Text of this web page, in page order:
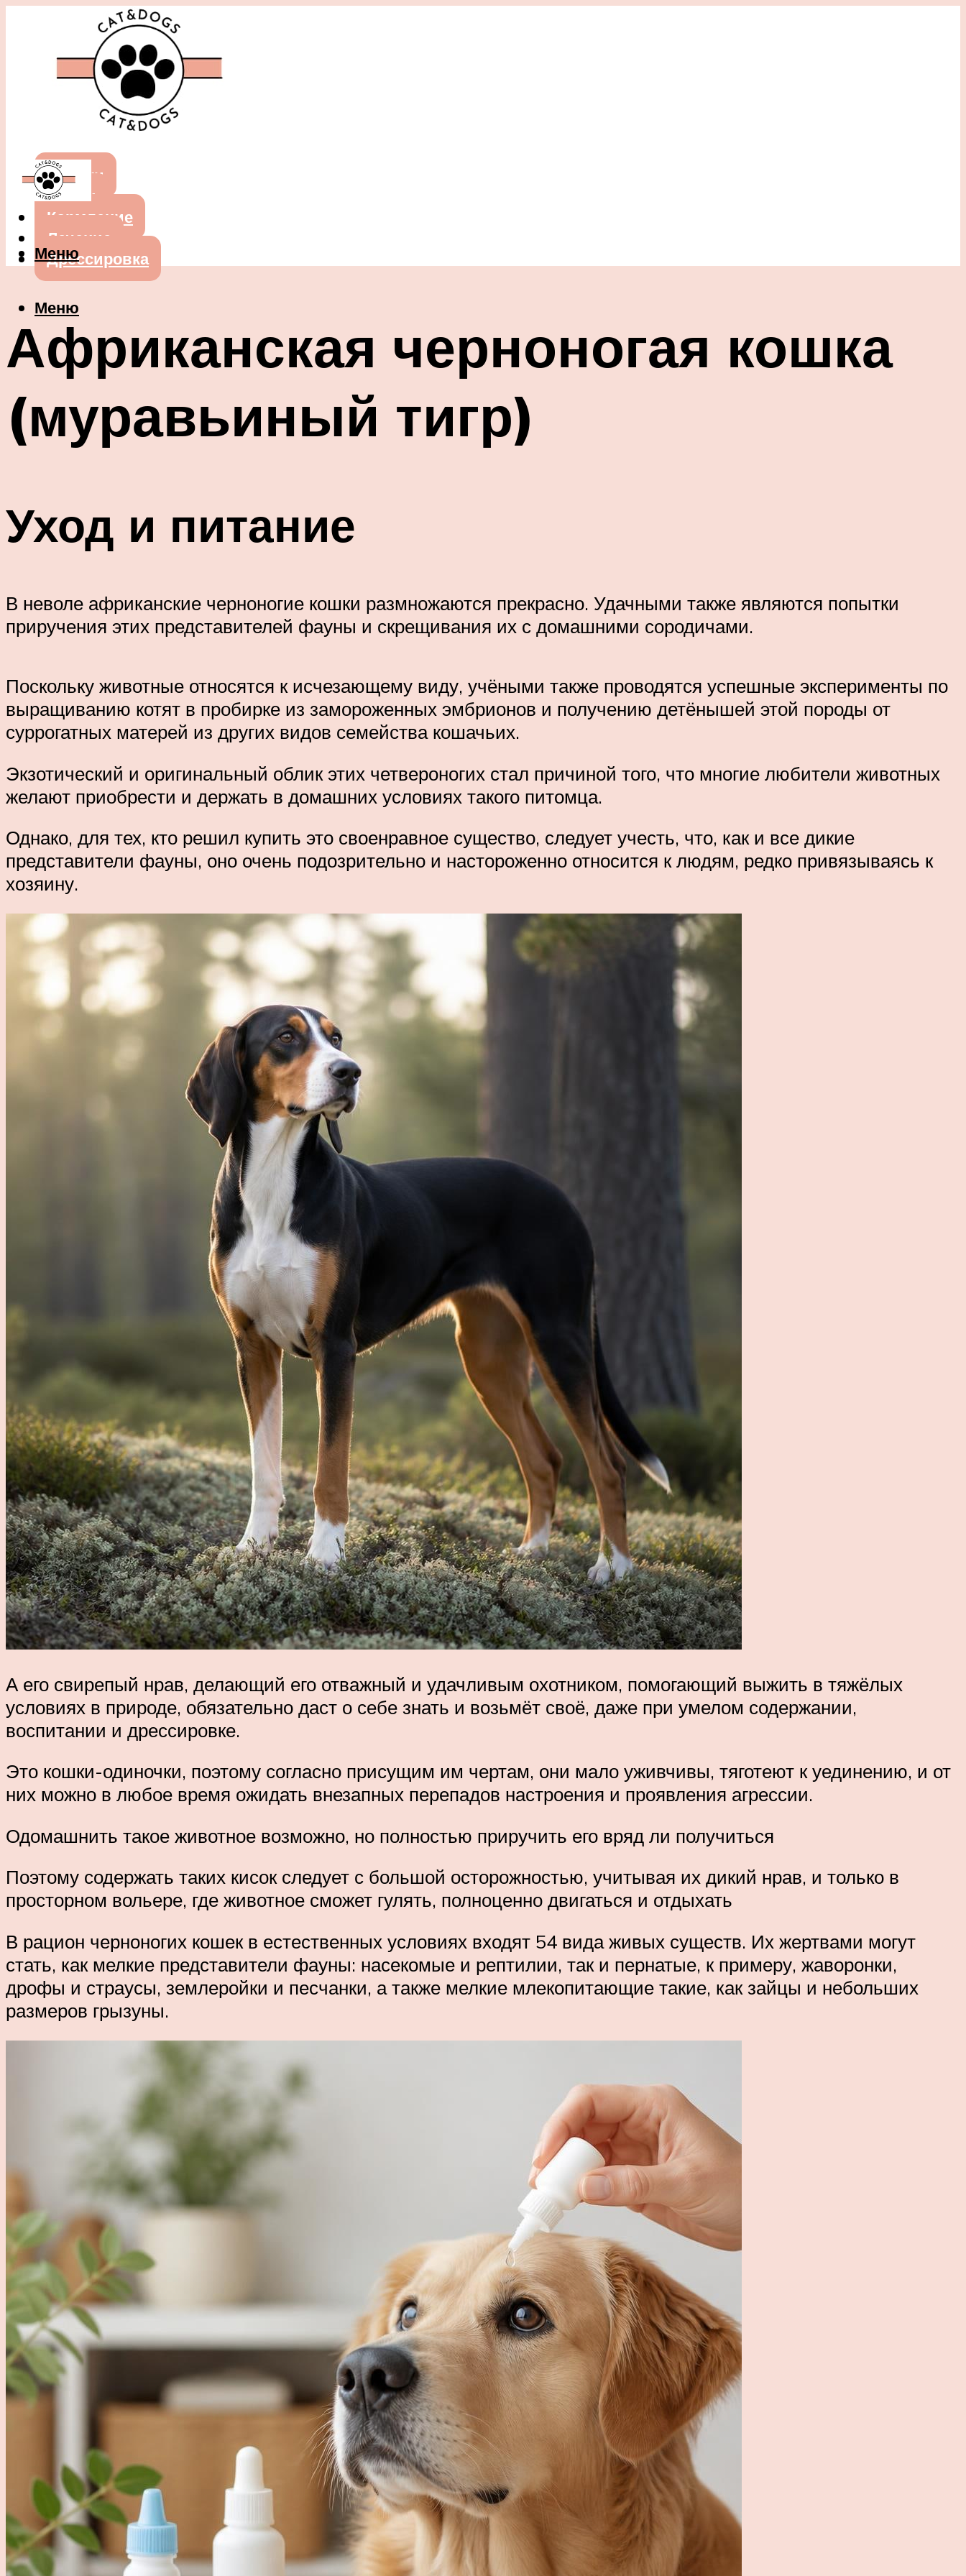
Собаки
Кошки
Кормление
Лечение
Дрессировка
Меню
Меню
Африканская черноногая кошка
(муравьиный тигр)
Уход и питание
В неволе африканские черноногие кошки размножаются прекрасно. Удачными также являются попытки
приручения этих представителей фауны и скрещивания их с домашними сородичами.
Поскольку животные относятся к исчезающему виду, учёными также проводятся успешные эксперименты по
выращиванию котят в пробирке из замороженных эмбрионов и получению детёнышей этой породы от
суррогатных матерей из других видов семейства кошачьих.
Экзотический и оригинальный облик этих четвероногих стал причиной того, что многие любители животных
желают приобрести и держать в домашних условиях такого питомца.
Однако, для тех, кто решил купить это своенравное существо, следует учесть, что, как и все дикие
представители фауны, оно очень подозрительно и настороженно относится к людям, редко привязываясь к
хозяину.
А его свирепый нрав, делающий его отважный и удачливым охотником, помогающий выжить в тяжёлых
условиях в природе, обязательно даст о себе знать и возьмёт своё, даже при умелом содержании,
воспитании и дрессировке.
Это кошки-одиночки, поэтому согласно присущим им чертам, они мало уживчивы, тяготеют к уединению, и от
них можно в любое время ожидать внезапных перепадов настроения и проявления агрессии.
Одомашнить такое животное возможно, но полностью приручить его вряд ли получиться
Поэтому содержать таких кисок следует с большой осторожностью, учитывая их дикий нрав, и только в
просторном вольере, где животное сможет гулять, полноценно двигаться и отдыхать
В рацион черноногих кошек в естественных условиях входят 54 вида живых существ. Их жертвами могут
стать, как мелкие представители фауны: насекомые и рептилии, так и пернатые, к примеру, жаворонки,
дрофы и страусы, землеройки и песчанки, а также мелкие млекопитающие такие, как зайцы и небольших
размеров грызуны.